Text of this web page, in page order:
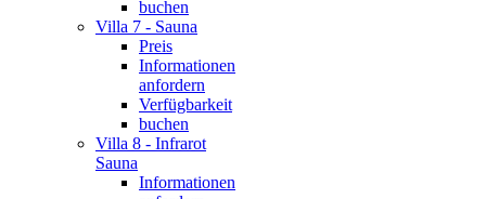
buchen
Villa 7 - Sauna
Preis
Informationen
anfordern
Verfügbarkeit
buchen
Villa 8 - Infrarot
Sauna
Informationen